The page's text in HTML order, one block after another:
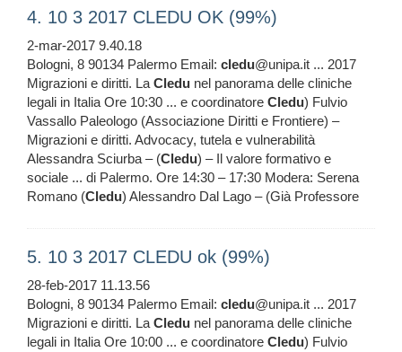
4. 10 3 2017 CLEDU OK (99%)
2-mar-2017 9.40.18
Bologni, 8 90134 Palermo Email: cledu@unipa.it ... 2017
Migrazioni e diritti. LaCledu nel panorama delle cliniche
legali in Italia Ore 10:30 ... e coordinatore Cledu) Fulvio
Vassallo Paleologo (Associazione Diritti e Frontiere) –
Migrazioni e diritti. Advocacy, tutela e vulnerabilità
Alessandra Sciurba – (Cledu) – Il valore formativo e
sociale ... di Palermo. Ore 14:30 – 17:30 Modera: Serena
Romano (Cledu) Alessandro Dal Lago – (Già Professore
5. 10 3 2017 CLEDU ok (99%)
28-feb-2017 11.13.56
Bologni, 8 90134 Palermo Email: cledu@unipa.it ... 2017
Migrazioni e diritti. LaCledu nel panorama delle cliniche
legali in Italia Ore 10:00 ... e coordinatore Cledu) Fulvio